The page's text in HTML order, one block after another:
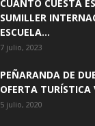
CUÁNTO CUESTA
SUMILLER
ESCUELA...
7 julio, 2023
PEÑARANDA DE
OFERTA
5 julio, 2020